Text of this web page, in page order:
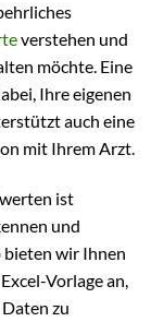
verstehen und
möchte. Eine
Ihre eigenen
auch eine
mit Ihrem Arzt.
ist
und
bieten wir Ihnen
Vorlage an,
zu